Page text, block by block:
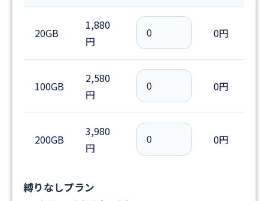
20GB
1,880
円
0円
100GB
2,580
円
0円
200GB
3,980
円
0円
縛りなしプラン